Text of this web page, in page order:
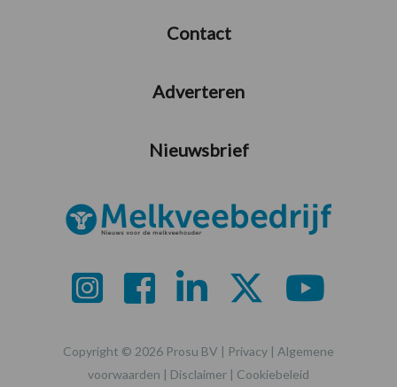
Contact
Adverteren
Nieuwsbrief
Copyright © 2026 Prosu BV | Privacy | Algemene
voorwaarden | Disclaimer | Cookiebeleid